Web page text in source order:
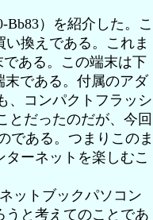
Bb83）を紹介した。こ
換えである。これま
ある。この端末は下
末である。付属のアダ
、コンパクトフラッシ
とだったのだが、今回
である。つまりこのま
ーネットを楽しむこ
ットブックパソコン
うと考えてのことであ